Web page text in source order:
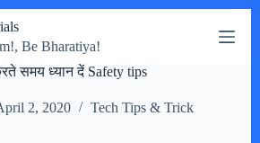
Be Bharatiya!
समय ध्यान दें Safety tips
2, 2020 Tech Tips & Trick